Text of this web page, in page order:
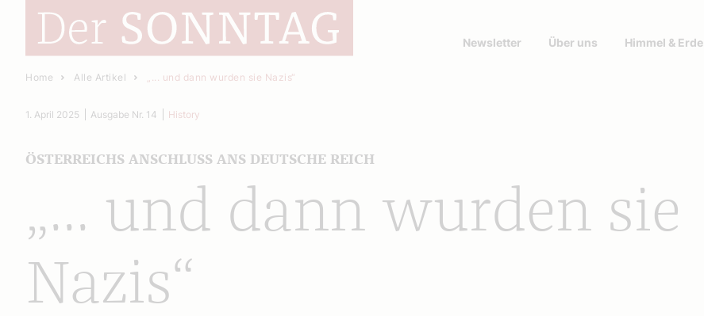
Newsletter Über uns Himmel & Erde
Home Alle Artikel „... und dann wurden sie Nazis“
„... und dann wurden sie
Nazis“
ÖSTERREICHS ANSCHLUSS ANS DEUTSCHE REICH
1. April 2025 Ausgabe Nr. 14 History